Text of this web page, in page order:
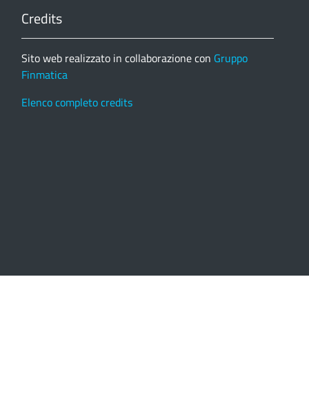
Credits
Sito web realizzato in collaborazione con Gruppo
Finmatica
Elenco completo credits